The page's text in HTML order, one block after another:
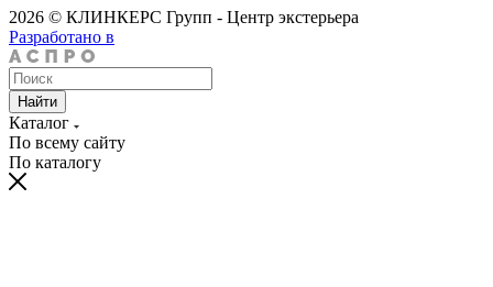
2026 © КЛИНКЕРС Групп - Центр экстерьера
Разработано в
Найти
Каталог
По всему сайту
По каталогу